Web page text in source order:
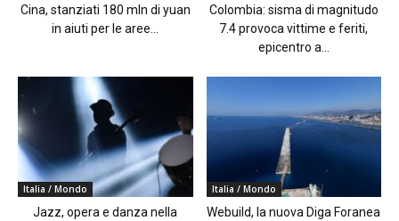
Cina, stanziati 180 mln di yuan
in aiuti per le aree...
Colombia: sisma di magnitudo
7.4 provoca vittime e feriti,
epicentro a...
Italia / Mondo
Jazz, opera e danza nella
Italia / Mondo
Webuild, la nuova Diga Foranea